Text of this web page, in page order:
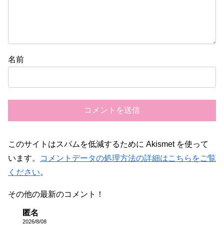
名前
このサイトはスパムを低減するために Akismet を使って
います。
コメントデータの処理方法の詳細はこちらをご覧
ください。
その他の最新のコメント！
匿名
2026/8/08